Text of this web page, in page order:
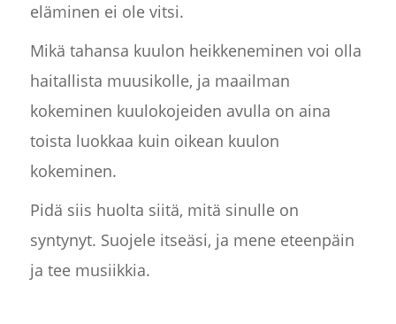
eläminen ei ole vitsi.
Mikä tahansa kuulon heikkeneminen voi olla
haitallista muusikolle, ja maailman
kokeminen kuulokojeiden avulla on aina
toista luokkaa kuin oikean kuulon
kokeminen.
Pidä siis huolta siitä, mitä sinulle on
syntynyt. Suojele itseäsi, ja mene eteenpäin
ja tee musiikkia.